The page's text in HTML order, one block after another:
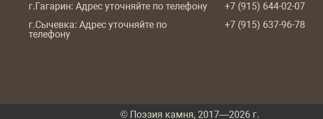
г.Гагарин: Адрес уточняйте по телефону
+7 (915) 644-02-07
г.Сычевка: Адрес уточняйте по
телефону
+7 (915) 637-96-78
© Поэзия камня, 2017—2026 г.